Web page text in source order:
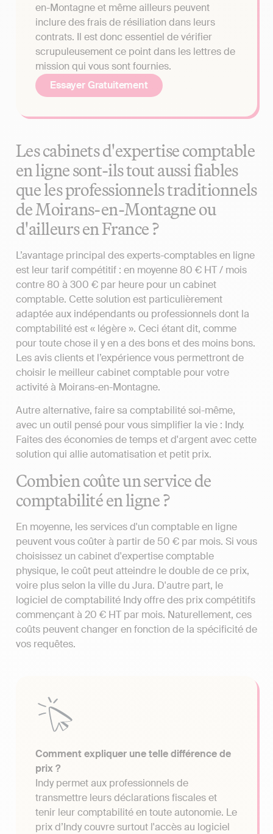
en-Montagne et même ailleurs peuvent
inclure des frais de résiliation dans leurs
contrats. Il est donc essentiel de vérifier
scrupuleusement ce point dans les lettres de
mission qui vous sont fournies.
Essayer Gratuitement
Les cabinets d'expertise comptable
en ligne sont-ils tout aussi fiables
que les professionnels traditionnels
de Moirans-en-Montagne ou
d'ailleurs en France ?
L’avantage principal des experts-comptables en ligne
est leur tarif compétitif : en moyenne 80 € HT / mois
contre 80 à 300 € par heure pour un cabinet
comptable. Cette solution est particulièrement
adaptée aux indépendants ou professionnels dont la
comptabilité est « légère ». Ceci étant dit, comme
pour toute chose il y en a des bons et des moins bons.
Les avis clients et l’expérience vous permettront de
choisir le meilleur cabinet comptable pour votre
activité à Moirans-en-Montagne.
Autre alternative, faire sa comptabilité soi-même,
avec un outil pensé pour vous simplifier la vie : Indy.
Faites des économies de temps et d'argent avec cette
solution qui allie automatisation et petit prix.
Combien coûte un service de
comptabilité en ligne ?
En moyenne, les services d'un comptable en ligne
peuvent vous coûter à partir de 50 € par mois. Si vous
choisissez un cabinet d'expertise comptable
physique, le coût peut atteindre le double de ce prix,
voire plus selon la ville du Jura. D'autre part, le
logiciel de comptabilité Indy offre des prix compétitifs
commençant à 20 € HT par mois. Naturellement, ces
coûts peuvent changer en fonction de la spécificité de
vos requêtes.
Comment expliquer une telle différence de
prix ?
Indy permet aux professionnels de
transmettre leurs déclarations fiscales et
tenir leur comptabilité en toute autonomie. Le
prix d’Indy couvre surtout l'accès au logiciel